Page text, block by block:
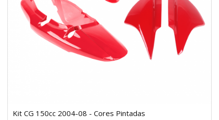
Kit CG 150cc 2004-08 - Cores Pintadas